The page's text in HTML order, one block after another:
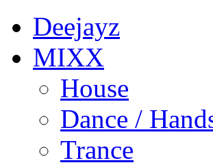
Deejayz
MIXX
House
Dance /
Trance